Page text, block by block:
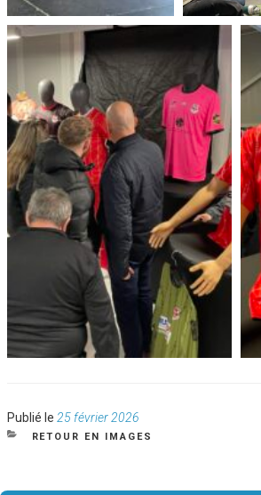
Publié le Publié
le
25 février 2026
CATÉGORIES
RETOUR EN IMAGES